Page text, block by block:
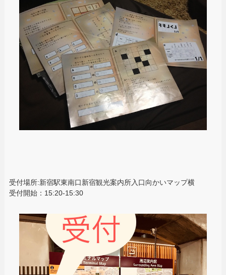
受付場所:新宿駅東南口新宿観光案内所入口向かいマップ横
受付開始：15:20-15:30